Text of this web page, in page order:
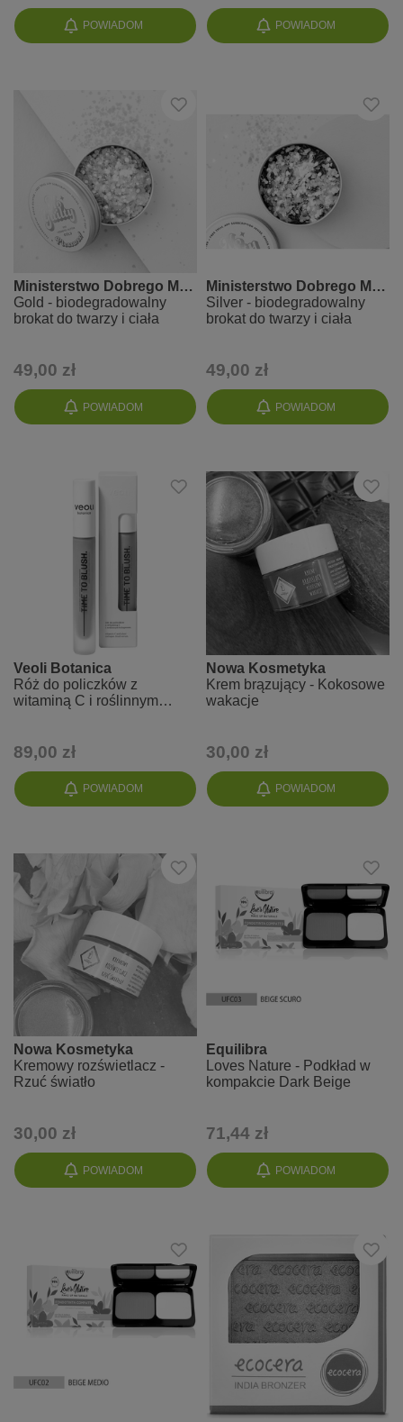
POWIADOM POWIADOM
POWIADOM
Ministerstwo Dobrego Mydła
Gold - biodegradowalny
brokat do twarzy i ciała
49,00 zł
POWIADOM
Ministerstwo Dobrego Mydła
Silver - biodegradowalny
brokat do twarzy i ciała
49,00 zł
POWIADOM
Veoli Botanica
Róż do policzków z
witaminą C i roślinnym
89,00 zł
POWIADOM
Nowa Kosmetyka
Krem brązujący - Kokosowe
wakacje
30,00 zł
POWIADOM
Nowa Kosmetyka
Kremowy rozświetlacz -
Rzuć światło
30,00 zł
POWIADOM
Equilibra
Loves Nature - Podkład w
kompakcie Dark Beige
71,44 zł